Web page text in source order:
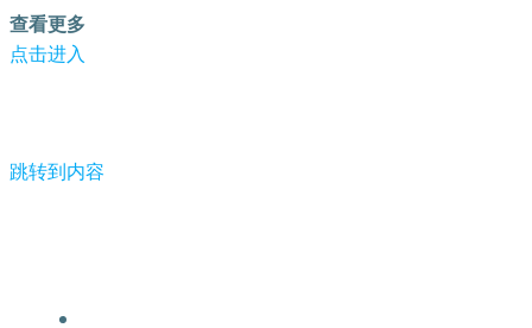
查看更多
点击进入
跳转到内容